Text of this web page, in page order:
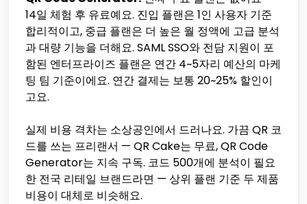
14일 체험 후 유료예요. 진입 플랜은 1인 사용자 기준
합리적이고, 중급 플랜은 더 높은 월 정액에 고급 분석
과 대량 기능을 더해요. SAML SSO와 전담 지원이 포
함된 엔터프라이즈 플랜은 연간 4~5자리 예산의 마케
팅 팀 기준이에요. 연간 결제는 보통 20~25% 할인이
고요.
실제 비용 격차는 소상공인에서 드러나요. 가끔 QR 코
드를 쓰는 프리랜서 — QR Cake는 무료, QR Code
Generator는 지속 구독. 코드 500개에 분석이 필요
한 전국 리테일 브랜드라면 — 상위 플랜 기준 두 제품
비용이 대체로 비슷해요.